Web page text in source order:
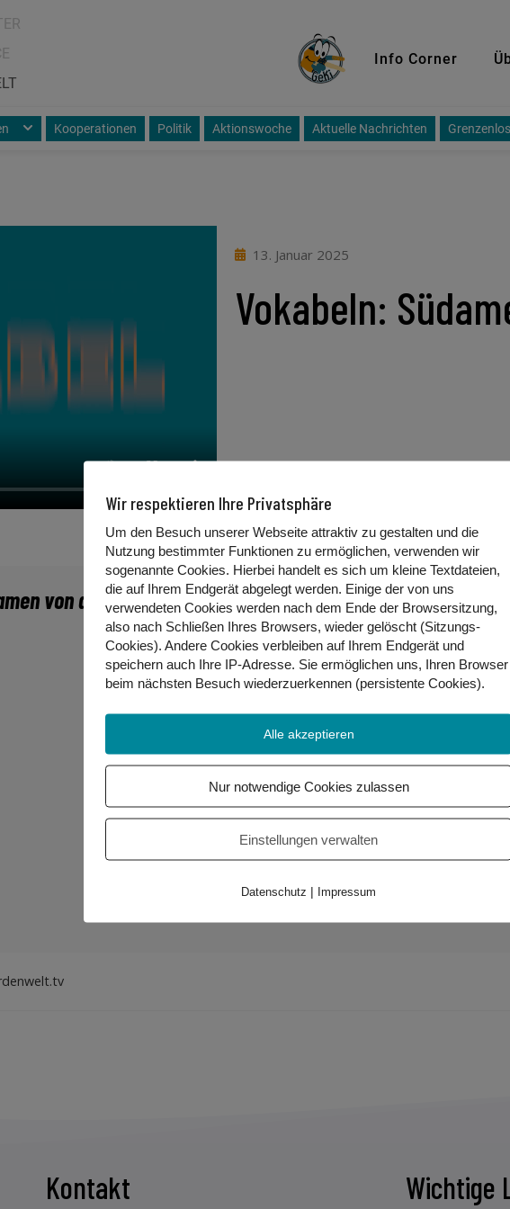
GeKi Info Corner
Kooperationen Politik Aktionswoche Aktuelle Nachrichten
13. Januar 2025
Vokabeln:
von den ersten südamerikanischen Ländern gelernt —
Kontakt Wichtige
Wir respektieren Ihre Privatsphäre
Um den Besuch unserer Webseite attraktiv zu gestalten und die
Nutzung bestimmter Funktionen zu ermöglichen, verwenden wir
sogenannte Cookies. Hierbei handelt es sich um kleine Textdateien,
die auf Ihrem Endgerät abgelegt werden. Einige der von uns
verwendeten Cookies werden nach dem Ende der Browsersitzung,
also nach Schließen Ihres Browsers, wieder gelöscht (Sitzungs-
Cookies). Andere Cookies verbleiben auf Ihrem Endgerät und
speichern auch Ihre IP-Adresse. Sie ermöglichen uns, Ihren Browser
beim nächsten Besuch wiederzuerkennen (persistente Cookies)
Alle akzeptieren
Nur notwendige Cookies zulassen
Einstellungen verwalten
Datenschutz | Impressum